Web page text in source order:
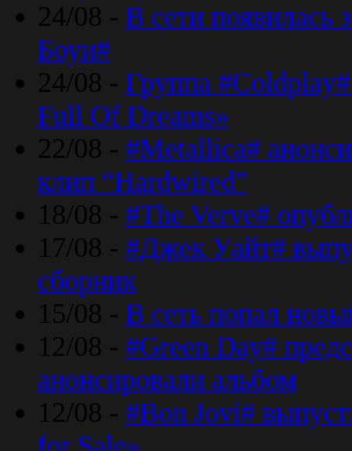
24/08 - В сети появилась
Боуи#
24/08 - Группа
Full Of Dreams»
22/08 - #Metallica#
клип “Hardwired”
18/08 - #The Verve#
17/08 - #Джек Уайт#
сборник
15/08 - В сеть попал
12/08 - #Green Day#
анонсировали альбом
12/08 - #Bon Jovi#